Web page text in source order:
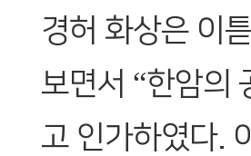
경허 화상은 이
보면서 “한암의
고 인가하였다.